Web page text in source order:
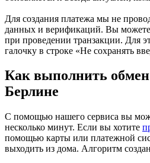
Для создания платежа мы не
данных и верификаций. Вы
при проведении транзакции. Для
галочку в строке «Не сохранять
Как выполнить
Берлине
С помощью нашего сервиса вы
несколько минут. Если вы хотите
помощью карты или платежной
выходить из дома. Алгоритм